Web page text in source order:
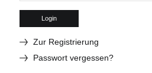
Login
Zur Registrierung
Passwort vergessen?